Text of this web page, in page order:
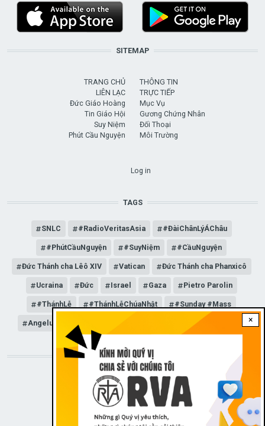
×
SITEMAP
TRANG CHỦ
LIÊN LẠC
Đức Giáo Hoàng
Tin Giáo Hội
Suy Niệm
Phút Cầu Nguyện
THÔNG TIN
TRỰC TIẾP
Mục Vụ
Gương Chứng Nhân
Đối Thoại
Môi Trường
Log in
TAGS
SNLC #RadioVeritasAsia #ĐàiChânLýÁChâu
#PhútCầuNguyện #SuyNiệm #CầuNguyện
Đức Thánh cha Lêô XIV Vatican Đức Thánh cha Phanxicô
Ucraina Đức Israel Gaza Pietro Parolin
#ThánhLễ #ThánhLễChúaNhật #Sunday #Mass
Angelus Đức Giáo hoàng Lêô XIV General Audience
STAY CONNECTED WITH US!